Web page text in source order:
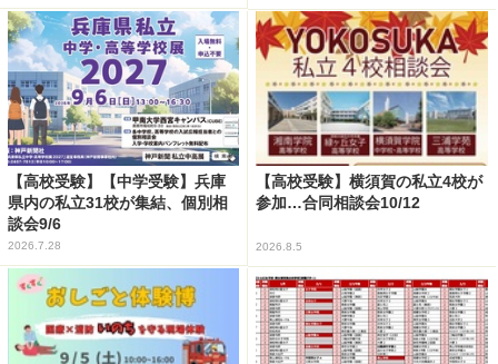
【高校受験】【中学受験】兵庫
県内の私立31校が集結、個別相
談会9/6
2026.7.28
【高校受験】横須賀の私立4校が
参加…合同相談会10/12
2026.8.5